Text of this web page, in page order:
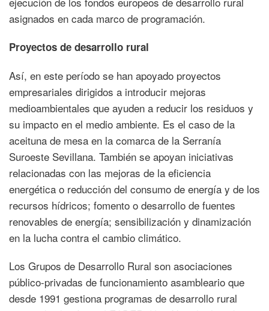
asignados en cada marco de programación.
Proyectos de desarrollo rural
Así, en este período se han apoyado proyectos
empresariales dirigidos a introducir mejoras
medioambientales que ayuden a reducir los residuos y
su impacto en el medio ambiente. Es el caso de la
aceituna de mesa en la comarca de la Serranía
Suroeste Sevillana. También se apoyan iniciativas
relacionadas con las mejoras de la eficiencia
energética o reducción del consumo de energía y de los
recursos hídricos; fomento o desarrollo de fuentes
renovables de energía; sensibilización y dinamización
en la lucha contra el cambio climático.
Los Grupos de Desarrollo Rural son asociaciones
público-privadas de funcionamiento asambleario que
desde 1991 gestiona programas de desarrollo rural